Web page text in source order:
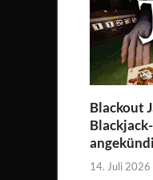
Blackout
14. Juli 2026